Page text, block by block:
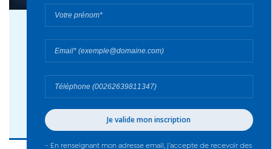
05 août 2026
Le Département réaffirme sa stratégie face
#Actualité